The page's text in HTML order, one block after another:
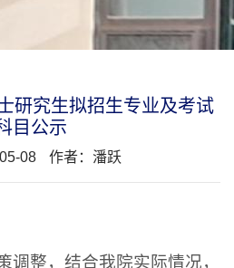
研究生拟招生专业及考试
目公示
08 作者：潘跃
调整，结合我院实际情况，